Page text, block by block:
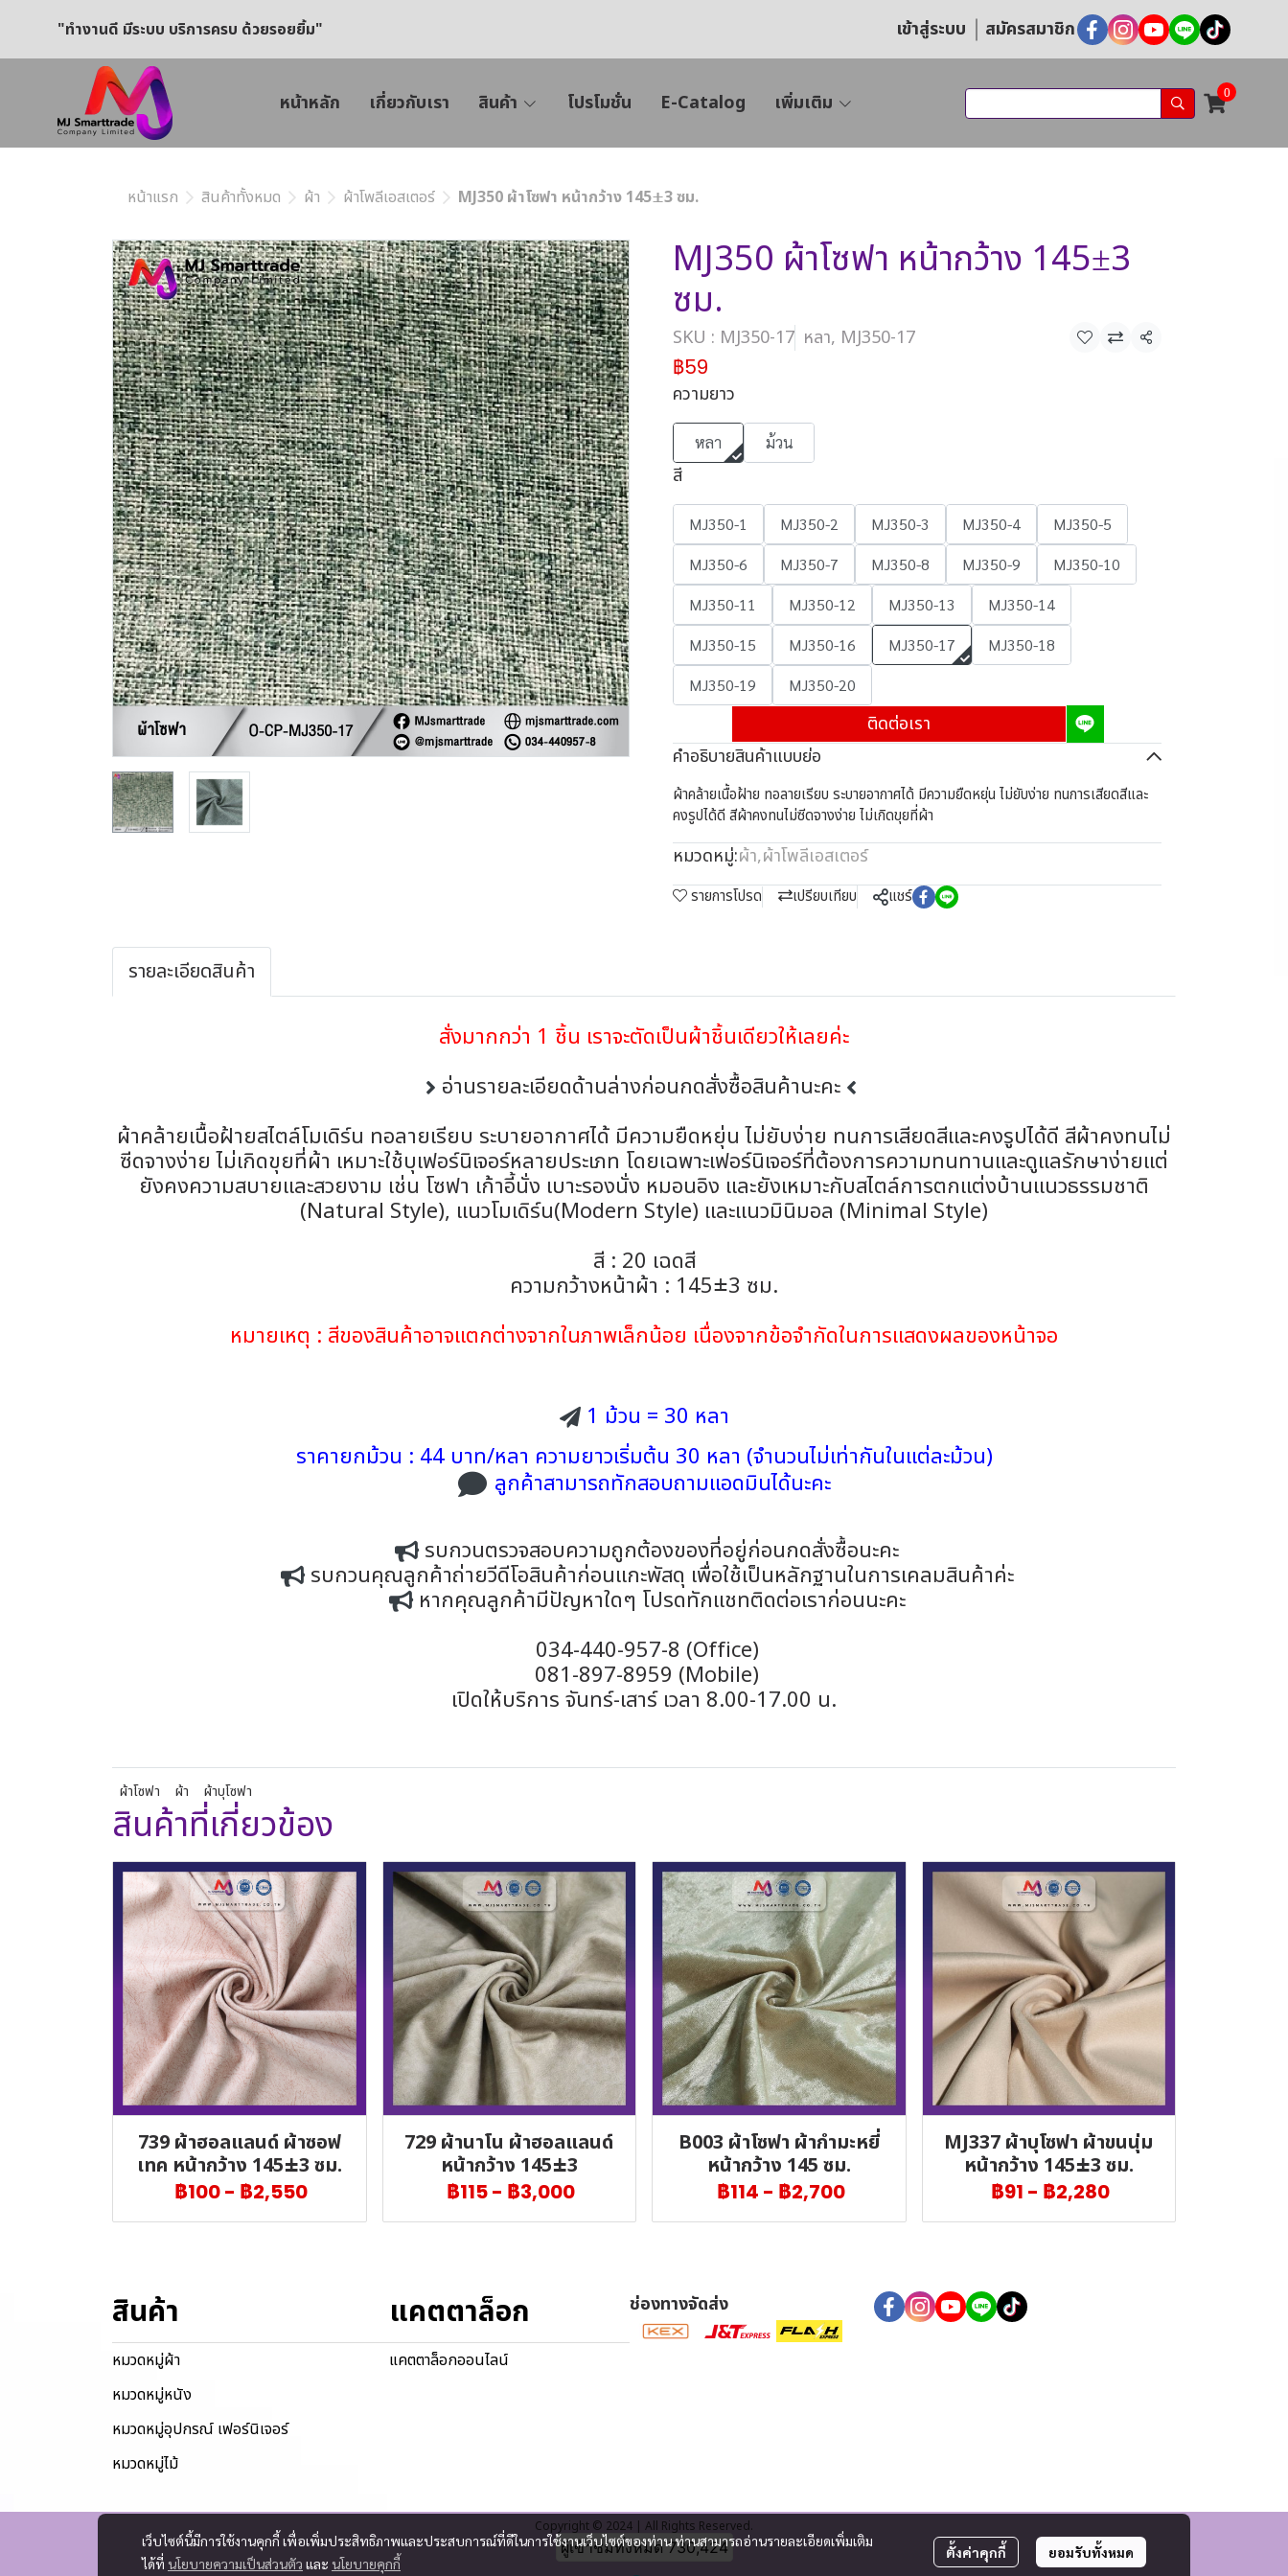
"ทำงานดี มีระบบ บริการครบ ด้วยรอยยิ้ม" เข้าสู่ระบบ สมัครสมาชิก
หน้าหลัก เกี่ยวกับเรา สินค้า โปรโมชั่น E-Catalog เพิ่มเติม 0
หน้าแรก สินค้าทั้งหมด ผ้า ผ้าโพลีเอสเตอร์ MJ350 ผ้าโซฟา หน้ากว้าง 145±3 ซม.
MJ350 ผ้าโซฟา หน้ากว้าง 145±3
ซม.
SKU : MJ350-17 หลา, MJ350-17 แชร์
฿59
ความยาว
หลา ม้วน
สี
MJ350-1 MJ350-2 MJ350-3 MJ350-4
MJ350-5
MJ350-6
MJ350-7 MJ350-8 MJ350-9
MJ350-10
MJ350-11
MJ350-12 MJ350-13
MJ350-14
MJ350-15
MJ350-16 MJ350-17
MJ350-18
MJ350-19
MJ350-20
ติดต่อเรา
คำอธิบายสินค้าแบบย่อ
ผ้าคล้ายเนื้อฝ้าย ทอลายเรียบ ระบายอากาศได้ มีความยืดหยุ่น ไม่ยับง่าย ทนการเสียดสีและ
คงรูปได้ดี สีผ้าคงทนไม่ซีดจางง่าย ไม่เกิดขุยที่ผ้า
หมวดหมู่:ผ้า,ผ้าโพลีเอสเตอร์
รายการโปรด เปรียบเทียบ แชร์
รายละเอียดสินค้า
สั่งมากกว่า 1 ชิ้น เราจะตัดเป็นผ้าชิ้นเดียวให้เลยค่ะ
อ่านรายละเอียดด้านล่างก่อนกดสั่งซื้อสินค้านะคะ
ผ้าคล้ายเนื้อฝ้ายสไตล์โมเดิร์น ทอลายเรียบ ระบายอากาศได้ มีความยืดหยุ่น ไม่ยับง่าย ทนการเสียดสีและคงรูปได้ดี สีผ้าคงทนไม่
ซีดจางง่าย ไม่เกิดขุยที่ผ้า เหมาะใช้บุเฟอร์นิเจอร์หลายประเภท โดยเฉพาะเฟอร์นิเจอร์ที่ต้องการความทนทานและดูแลรักษาง่ายแต่
ยังคงความสบายและสวยงาม เช่น โซฟา เก้าอี้นั่ง เบาะรองนั่ง หมอนอิง และยังเหมาะกับสไตล์การตกแต่งบ้านแนวธรรมชาติ
(Natural Style), แนวโมเดิร์น(Modern Style) และแนวมินิมอล (Minimal Style)
สี : 20 เฉดสี
ความกว้างหน้าผ้า : 145±3 ซม.
หมายเหตุ : สีของสินค้าอาจแตกต่างจากในภาพเล็กน้อย เนื่องจากข้อจำกัดในการแสดงผลของหน้าจอ
1 ม้วน = 30 หลา
ราคายกม้วน : 44 บาท/หลา ความยาวเริ่มต้น 30 หลา (จำนวนไม่เท่ากันในแต่ละม้วน)
ลูกค้าสามารถทักสอบถามแอดมินได้นะคะ
รบกวนตรวจสอบความถูกต้องของที่อยู่ก่อนกดสั่งซื้อนะคะ
รบกวนคุณลูกค้าถ่ายวีดีโอสินค้าก่อนแกะพัสดุ เพื่อใช้เป็นหลักฐานในการเคลมสินค้าค่ะ
หากคุณลูกค้ามีปัญหาใดๆ โปรดทักแชทติดต่อเราก่อนนะคะ
034-440-957-8 (Office)
081-897-8959 (Mobile)
เปิดให้บริการ จันทร์-เสาร์ เวลา 8.00-17.00 น.
ผ้าโซฟา ผ้า ผ้าบุโซฟา
สินค้าที่เกี่ยวข้อง
739 ผ้าฮอลแลนด์ ผ้าซอฟ
เทค หน้ากว้าง 145±3 ซม.
฿100- ฿2,550
729 ผ้านาโน ผ้าฮอลแลนด์
หน้ากว้าง 145±3
฿115- ฿3,000
B003 ผ้าโซฟา ผ้ากำมะหยี่
หน้ากว้าง 145 ซม.
฿114 - ฿2,700
MJ337 ผ้าบุโซฟา ผ้าขนนุ่ม
หน้ากว้าง 145±3 ซม.
฿91 - ฿2,280
เว็บไซต์นี้มีการใช้งานคุกกี้ เพื่อเพิ่มประสิทธิภาพและประสบการณ์ที่ดีในการใช้งานเว็บไซต์ของท่าน ท่านสามารถอ่านรายละเอียดเพิ่มเติม
ได้ที่ นโยบายความเป็นส่วนตัว และ นโยบายคุกกี้
ตั้งค่าคุกกี้ ยอมรับทั้งหมด
สินค้า
หมวดหมู่ผ้า
หมวดหมู่หนัง
หมวดหมู่อุปกรณ์ เฟอร์นิเจอร์
หมวดหมู่ไม้
แคตตาล็อก
แคตตาล็อกออนไลน์
ช่องทางจัดส่ง
Copyright © 2024 | All Rights Reserved.
ผู้เข้าชมวันนี้4,230